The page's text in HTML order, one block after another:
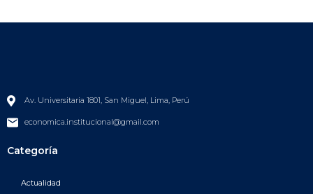
Av. Universitaria 1801, San Miguel, Lima, Perú
economica.institucional@gmail.com
Categoría
Actualidad